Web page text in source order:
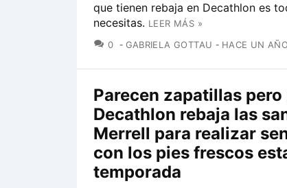
que tienen rebaja en Decathlon es
necesitas. LEER MÁS »
0 COMENTARIOS
GABRIELA GOTTAU HACE UN AÑO
Parecen zapatillas pero
Decathlon rebaja las
Merrell para realizar
con los pies frescos
temporada